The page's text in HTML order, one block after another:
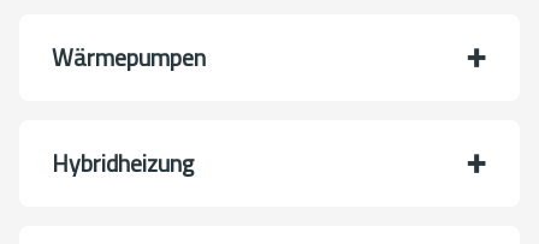
Wärmepumpen
Hybridheizung